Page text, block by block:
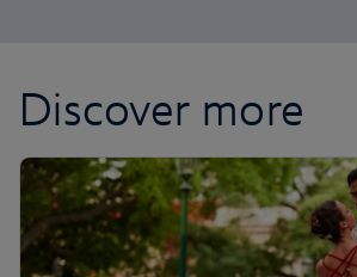
Discover more